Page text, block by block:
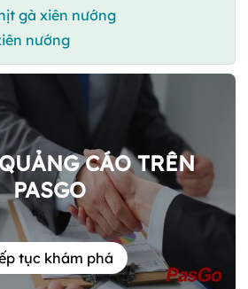
gà xiên nướng
nướng
CÁO TRÊN
PASGO
tục khám phá